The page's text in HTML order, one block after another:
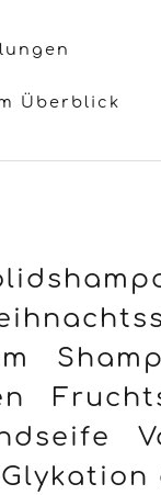
Überblick